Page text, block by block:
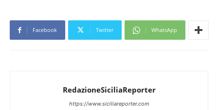
Facebook Twitter WhatsApp
RedazioneSiciliaReporter
https://www.siciliareporter.com